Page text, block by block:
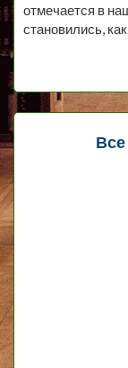
отмечается в
становились,
Все